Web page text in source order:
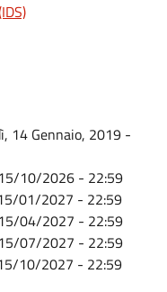
14 Gennaio, 2019 -
10/2026 - 22:59
01/2027 - 22:59
04/2027 - 22:59
07/2027 - 22:59
10/2027 - 22:59